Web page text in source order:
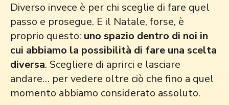
Diverso invece è per chi sceglie di fare quel
passo e prosegue. E il Natale, forse, è
proprio questo: uno spazio dentro di noi in
cui abbiamo la possibilità di fare una scelta
diversa. Scegliere di aprirci e lasciare
andare… per vedere oltre ciò che fino a quel
momento abbiamo considerato assoluto.